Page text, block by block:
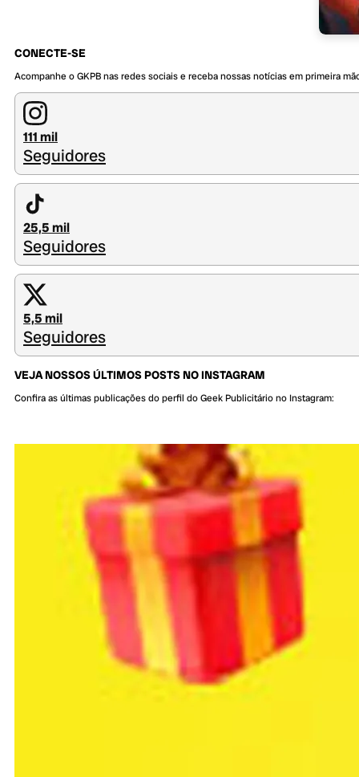
CONECTE-SE
Acompanhe o GKPB nas redes sociais e receba nossas notícias em primeira
111 mil
Seguidores
25,5 mil
Seguidores
5,5 mil
Seguidores
VEJA NOSSOS ÚLTIMOS POSTS NO INSTAGRAM
Confira as últimas publicações do perfil do Geek Publicitário no Instagram: